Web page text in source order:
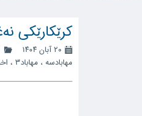
کرێکارێکی
۲۰ آبان ۱۴۰۴
مهابادسه ، مهاباد۳ ،